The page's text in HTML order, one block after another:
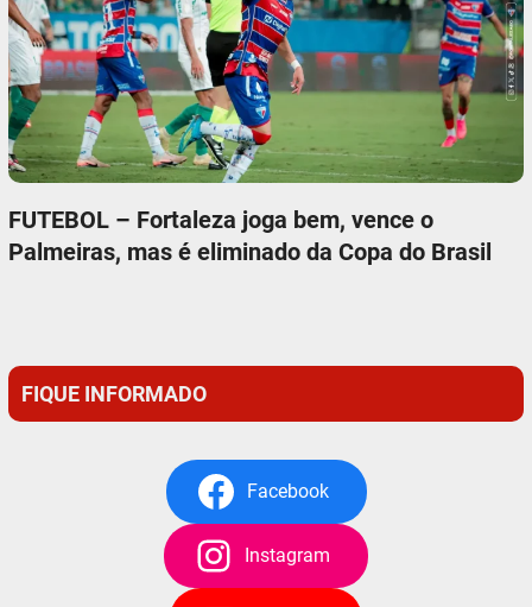
FUTEBOL – Fortaleza joga bem, vence o
Palmeiras, mas é eliminado da Copa do Brasil
FIQUE INFORMADO
Facebook
Instagram